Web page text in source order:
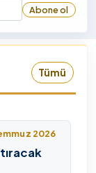
Abone ol
Tümü
2026